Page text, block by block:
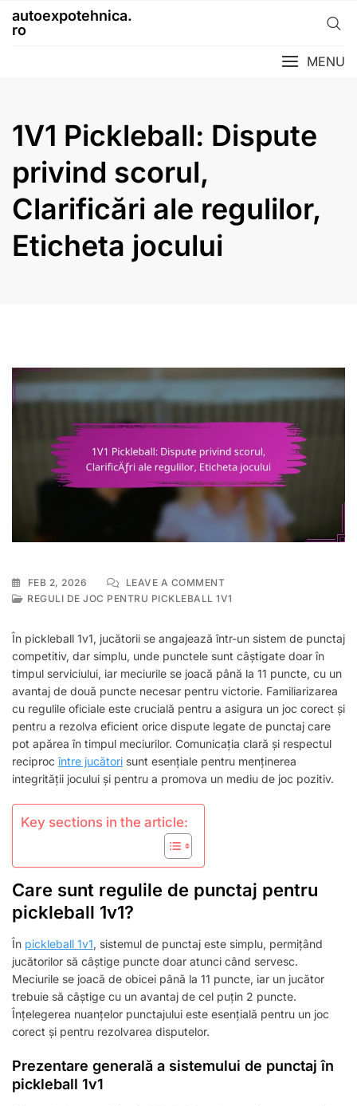
autoexpotehnica.
ro
MENU
1V1 Pickleball: Dispute
privind scorul,
Clarificări ale regulilor,
Eticheta jocului
FEB 2, 2026 LEAVE A COMMENTON
1V1
PRIVIND
SCORUL,
CLARIFICĂRI
ALE
REGULILOR,
ETICHETA
JOCULUI
REGULI DE JOC PENTRU PICKLEBALL 1V1
În pickleball 1v1, jucătorii se angajează într-un sistem de punctaj
competitiv, dar simplu, unde punctele sunt câștigate doar în
timpul serviciului, iar meciurile se joacă până la 11 puncte, cu un
avantaj de două puncte necesar pentru victorie. Familiarizarea
cu regulile oficiale este crucială pentru a asigura un joc corect și
pentru a rezolva eficient orice dispute legate de punctaj care
pot apărea în timpul meciurilor. Comunicația clară și respectul
reciproc între jucători sunt esențiale pentru menținerea
integrității jocului și pentru a promova un mediu de joc pozitiv.
Key sections in the article:
Care sunt regulile de punctaj pentru
pickleball 1v1?
În pickleball 1v1, sistemul de punctaj este simplu, permițând
jucătorilor să câștige puncte doar atunci când servesc.
Meciurile se joacă de obicei până la 11 puncte, iar un jucător
trebuie să câștige cu un avantaj de cel puțin 2 puncte.
Înțelegerea nuanțelor punctajului este esențială pentru un joc
corect și pentru rezolvarea disputelor.
Prezentare generală a sistemului de punctaj în
pickleball 1v1